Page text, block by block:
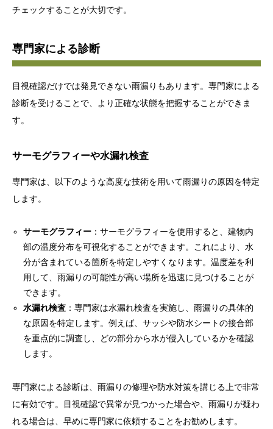
チェックすることが大切です。
専門家による診断
目視確認だけでは発見できない雨漏りもあります。専門家による
診断を受けることで、より正確な状態を把握することができま
す。
サーモグラフィーや水漏れ検査
専門家は、以下のような高度な技術を用いて雨漏りの原因を特定
します。
サーモグラフィー ：サーモグラフィーを使用すると、建物内
部の温度分布を可視化することができます。これにより、水
分が含まれている箇所を特定しやすくなります。温度差を利
用して、雨漏りの可能性が高い場所を迅速に見つけることが
できます。
水漏れ検査 ：専門家は水漏れ検査を実施し、雨漏りの具体的
な原因を特定します。例えば、サッシや防水シートの接合部
を重点的に調査し、どの部分から水が侵入しているかを確認
します。
専門家による診断は、雨漏りの修理や防水対策を講じる上で非常
に有効です。目視確認で異常が見つかった場合や、雨漏りが疑わ
れる場合は、早めに専門家に依頼することをお勧めします。